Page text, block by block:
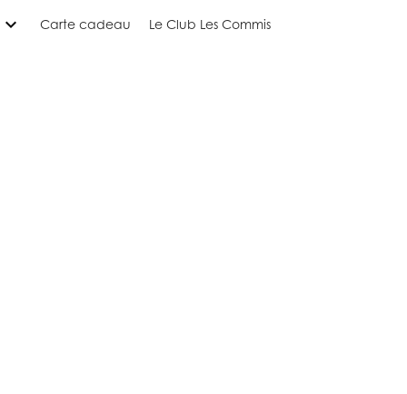
expand_more Carte cadeau Le Club Les Commis